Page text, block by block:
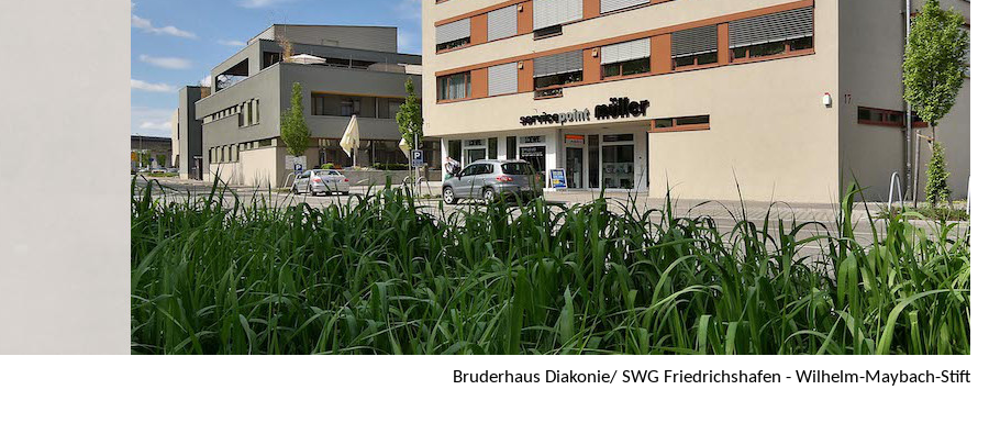
Bruderhaus Diakonie/ SWG Friedrichshafen - Wilhelm-Maybach-Stift­­